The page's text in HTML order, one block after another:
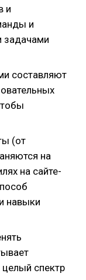
и
и
задачами
составляют
(от
на
на сайте-
навыки
спектр